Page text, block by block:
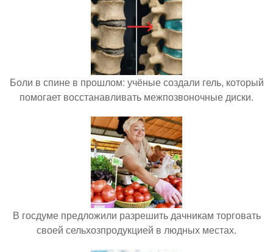
Боли в спине в прошлом: учёные создали гель, который
помогает восстанавливать межпозвоночные диски.
В госдуме предложили разрешить дачникам торговать
своей сельхозпродукцией в людных местах.